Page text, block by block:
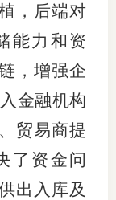
，后端对
能力和资
，增强企
金融机构
贸易商提
了资金问
出入库及